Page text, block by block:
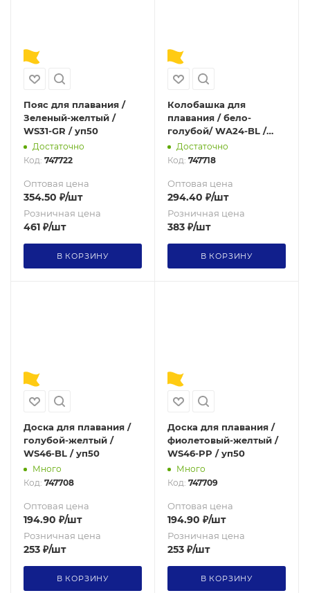
Пояс для плавания /
Зеленый-желтый /
WS31-GR / уп50
Достаточно
Код: 747722
Оптовая цена
354.50 ₽/шт
Розничная цена
461 ₽/шт
В КОРЗИНУ
Колобашка для
плавания / бело-
голубой/ WA24-BL /
уп50
Достаточно
Код: 747718
Оптовая цена
294.40 ₽/шт
Розничная цена
383 ₽/шт
В КОРЗИНУ
Доска для плавания /
голубой-желтый /
WS46-BL / уп50
Много
Код: 747708
Оптовая цена
194.90 ₽/шт
Розничная цена
253 ₽/шт
В КОРЗИНУ
Доска для плавания /
фиолетовый-желтый /
WS46-PP / уп50
Много
Код: 747709
Оптовая цена
194.90 ₽/шт
Розничная цена
253 ₽/шт
В КОРЗИНУ